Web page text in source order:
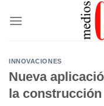
INNOVACIONES
Nueva
la construcción